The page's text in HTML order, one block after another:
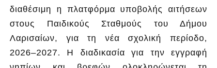
διαθέσιμη η πλατφόρμα υποβολής αιτήσεων
στους Παιδικούς Σταθμούς του Δήμου
Λαρισαίων, για τη νέα σχολική περίοδο,
2026–2027. Η διαδικασία για την εγγραφή